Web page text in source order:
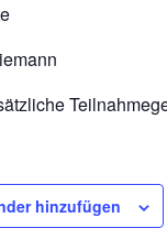
hinzufügen